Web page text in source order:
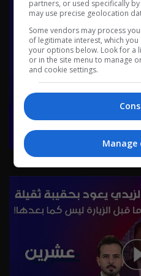
partners, or used specifically
may use precise geolocation
Some vendors may process
of legitimate interest, which
your options below. Look for a
or in the site menu to manage
and cookie settings.
Manage